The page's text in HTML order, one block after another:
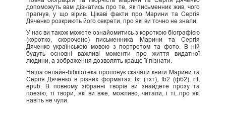
допоможуть вам дізнатись про те, як письменник жив, чого
прагнув, у що вірив. Цікаві факти про Марини та Сергія
Дяченко розкриють його секрети, про які ви точно не знали.
У нас ви також можете ознайомитись з короткою біографією
(коротко, скорочено) письменника Марини та Сергія
Дяченко українською мовою з портретом та фото. В ній
будуть основні важливі моменти про життя видатної
людини, а зображення дозволять краще її пізнати.
Наша онлайн-бібліотека пропонує скачати книги Марини та
Сергія Дяченко в різних форматах: txt (тхт), fb2 (фб2), rtf,
epub. В повному зібранні творів ви знайдете прозу та
поезію, ті твори, які ви вже, можливо, читали, і ті, про які
навіть не чули.